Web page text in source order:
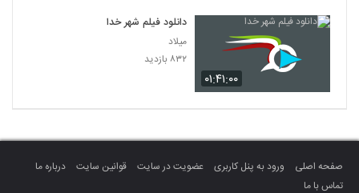
۰۱:۴۱:۰۰
دانلود فیلم شهر خدا
میلاد
۸۳۲ بازدید
صفحه اصلی ورود به پنل کاربری عضویت در سایت قوانین سایت
درباره ما
تماس با ما